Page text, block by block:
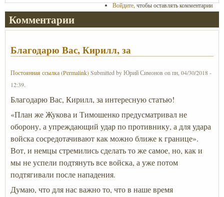
Войдите, чтобы оставлять комментарии
Комментарии
Благодарю Вас, Кирилл, за
Постоянная ссылка (Permalink)Submitted byЮрий Симоновon пн, 04/30/2018 -
12:39.
Благодарю Вас, Кирилл, за интересную статью!
«План же Жукова и Тимошенко предусматривал не
оборону, а упреждающий удар по противнику, а для удара
войска сосредотачивают как можно ближе к границе».
Вот, и немцы стремились сделать то же самое, но, как и
мы не успели подтянуть все войска, а уже потом
подтягивали после нападения.
Думаю, что для нас важно то, что в наше время